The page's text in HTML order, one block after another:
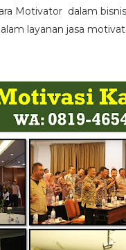
Motivator dalam
layanan jasa